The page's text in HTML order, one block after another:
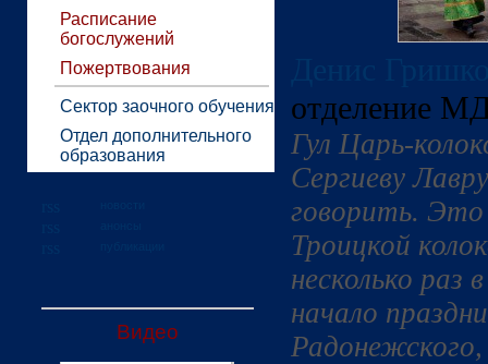
Расписание
богослужений
Пожертвования
Сектор заочного обучения
Отдел дополнительного
образования
Видео
отделение
Гул Царь-
Сергиеву
говорить. Это
Троицкой
несколько раз
начало